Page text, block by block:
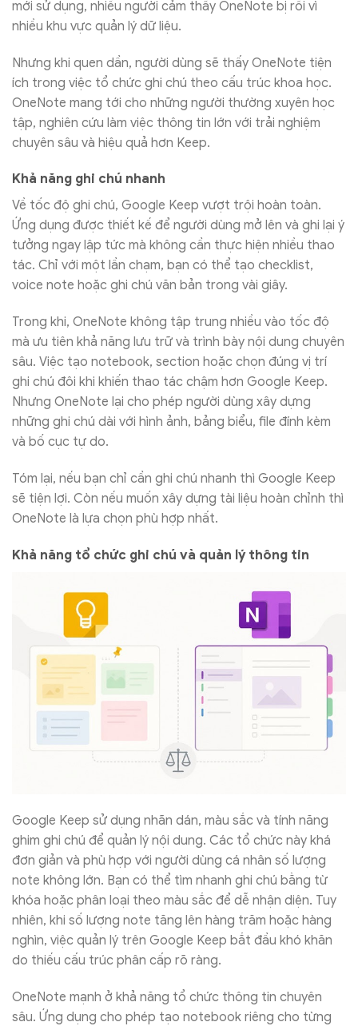
mới sử dụng, nhiều người cảm thấy OneNote bị rối vì
nhiều khu vực quản lý dữ liệu.
Nhưng khi quen dần, người dùng sẽ thấy OneNote tiện
ích trong việc tổ chức ghi chú theo cấu trúc khoa học.
OneNote mang tới cho những người thường xuyên học
tập, nghiên cứu làm việc thông tin lớn với trải nghiệm
chuyên sâu và hiệu quả hơn Keep.
Khả năng ghi chú nhanh
Về tốc độ ghi chú, Google Keep vượt trội hoàn toàn.
Ứng dụng được thiết kế để người dùng mở lên và ghi lại ý
tưởng ngay lập tức mà không cần thực hiện nhiều thao
tác. Chỉ với một lần chạm, bạn có thể tạo checklist,
voice note hoặc ghi chú văn bản trong vài giây.
Trong khi, OneNote không tập trung nhiều vào tốc độ
mà ưu tiên khả năng lưu trữ và trình bày nội dung chuyên
sâu. Việc tạo notebook, section hoặc chọn đúng vị trí
ghi chú đôi khi khiến thao tác chậm hơn Google Keep.
Nhưng OneNote lại cho phép người dùng xây dựng
những ghi chú dài với hình ảnh, bảng biểu, file đính kèm
và bố cục tự do.
Tóm lại, nếu bạn chỉ cần ghi chú nhanh thì Google Keep
sẽ tiện lợi. Còn nếu muốn xây dựng tài liệu hoàn chỉnh thì
OneNote là lựa chọn phù hợp nhất.
Khả năng tổ chức ghi chú và quản lý thông tin
Google Keep sử dụng nhãn dán, màu sắc và tính năng
ghim ghi chú để quản lý nội dung. Các tổ chức này khá
đơn giản và phù hợp với người dùng cá nhân số lượng
note không lớn. Bạn có thể tìm nhanh ghi chú bằng từ
khóa hoặc phân loại theo màu sắc để dễ nhận diện. Tuy
nhiên, khi số lượng note tăng lên hàng trăm hoặc hàng
nghìn, việc quản lý trên Google Keep bắt đầu khó khăn
do thiếu cấu trúc phân cấp rõ ràng.
OneNote mạnh ở khả năng tổ chức thông tin chuyên
sâu. Ứng dụng cho phép tạo notebook riêng cho từng